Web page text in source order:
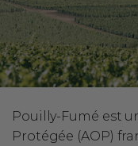
Pouilly-Fumé est
Protégée (AOP)